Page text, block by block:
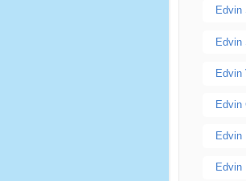
Edvin
Edvin
Edvin
Edvin
Edvin
Edvin